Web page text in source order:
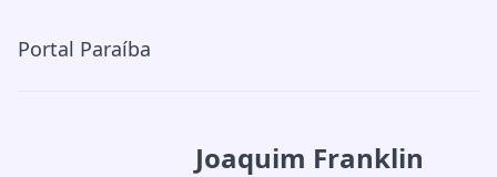
Portal Paraíba
Joaquim Franklin